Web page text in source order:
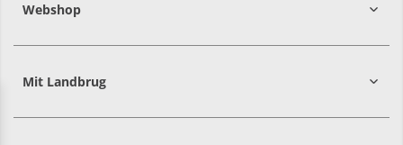
Webshop
Mit Landbrug